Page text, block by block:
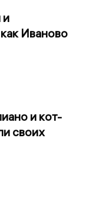
и
Иваново
и кот-
своих